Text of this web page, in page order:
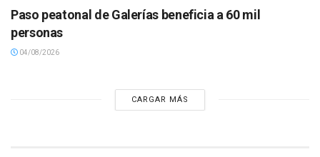
Paso peatonal de Galerías beneficia a 60 mil
personas
04/08/2026
CARGAR MÁS